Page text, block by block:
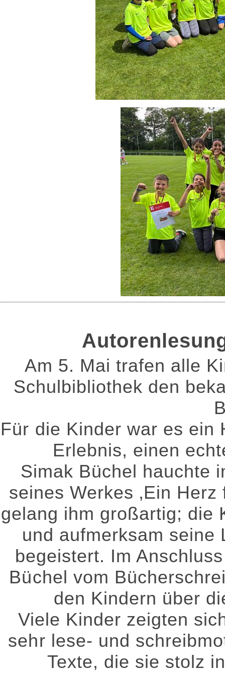
Am 5. Mai trafen alle
Schulbibliothek den
Für die Kinder war es ein
Erlebnis, einen
Simak Büchel hauchte
seines Werkes ‚Ein
gelang ihm großartig; die
und aufmerksam seine
begeistert. Im
Büchel vom
den Kindern über
Viele Kinder zeigten
sehr lese- und
Texte, die sie stolz